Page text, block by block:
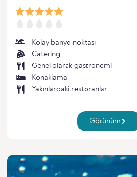
Kolay banyo noktası
Catering
Genel olarak gastronomi
Konaklama
Yakınlardaki restoranlar
Görünüm